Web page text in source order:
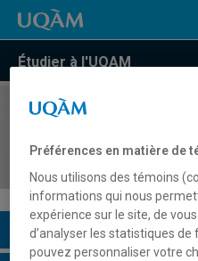
Étudier à l'UQAM
COURS//
des ressources
Description du cours
Préférences en matière de
Nous utilisons des témoins
informations qui nous
expérience sur le site, de
d’analyser les statistiques
pouvez personnaliser votre